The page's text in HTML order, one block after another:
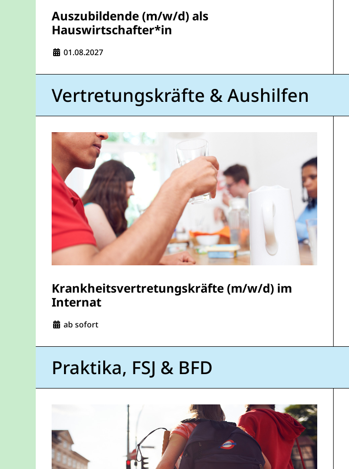
Auszubildende (m/w/d) als
Hauswirtschafter*in
Eintrittsdatum:
01.08.2027
Vertretungskräfte & Aushilfen
Krankheitsvertretungskräfte (m/w/d) im
Internat
Eintrittsdatum:
ab sofort
Praktika, FSJ & BFD